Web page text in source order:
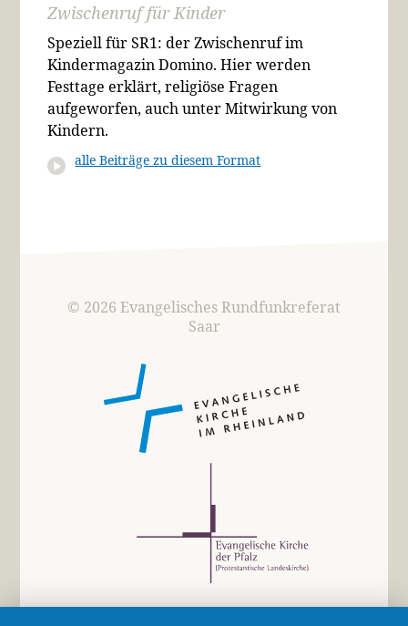
Zwischenruf für Kinder
Speziell für SR1: der Zwischenruf im
Kindermagazin Domino. Hier werden
Festtage erklärt, religiöse Fragen
aufgeworfen, auch unter Mitwirkung von
Kindern.
alle Beiträge zu diesem Format
© 2026 Evangelisches Rundfunkreferat
Saar